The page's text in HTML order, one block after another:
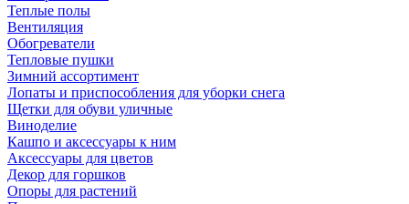
Теплые полы
Вентиляция
Обогреватели
Тепловые пушки
Зимний ассортимент
Лопаты и приспособления для уборки снега
Щетки для обуви уличные
Виноделие
Кашпо и аксессуары к ним
Аксессуары для цветов
Декор для горшков
Опоры для растений